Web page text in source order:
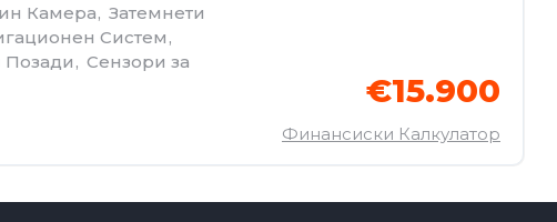
Камера, Затемнети
Систем ,
Позади , Сензори за
€15.900
Финансиски Калкулатор